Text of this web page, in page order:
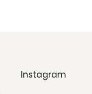
Instagram